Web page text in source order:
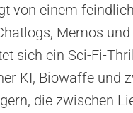
von einem
Memos
sich ein Sci-Fi-
KI, Biowaffe und
die zwischen